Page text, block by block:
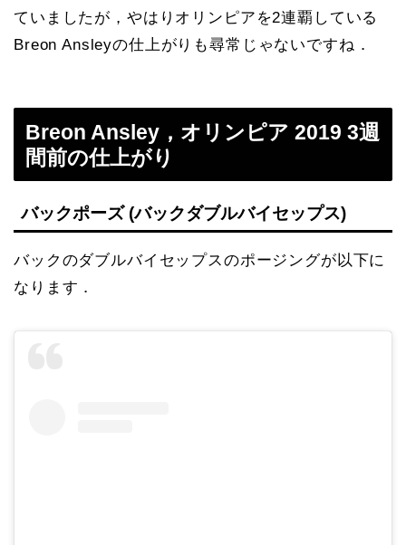
ていましたが，やはりオリンピアを2連覇している
Breon Ansleyの仕上がりも尋常じゃないですね．
Breon Ansley，オリンピア 2019 3週
間前の仕上がり
バックポーズ (バックダブルバイセップス)
バックのダブルバイセップスのポージングが以下に
なります．